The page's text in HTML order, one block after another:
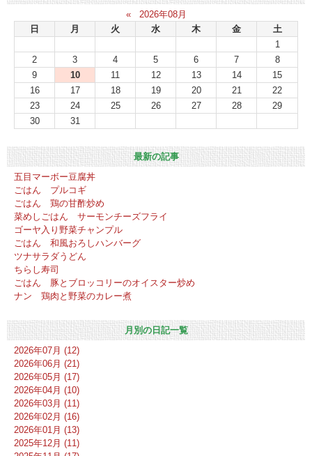
«
2026年08月
日
月 火 水 木 金
土
1
2
3 4 5 6 7
8
9
10 11 12 13 14
15
16
17 18 19 20 21
22
23
24 25 26 27 28
29
30
31
最新の記事
五目マーボー豆腐丼
ごはん プルコギ
ごはん 鶏の甘酢炒め
菜めしごはん サーモンチーズフライ
ゴーヤ入り野菜チャンプル
ごはん 和風おろしハンバーグ
ツナサラダうどん
ちらし寿司
ごはん 豚とブロッコリーのオイスター炒め
ナン 鶏肉と野菜のカレー煮
月別の日記一覧
2026年07月 (12)
2026年06月 (21)
2026年05月 (17)
2026年04月 (10)
2026年03月 (11)
2026年02月 (16)
2026年01月 (13)
2025年12月 (11)